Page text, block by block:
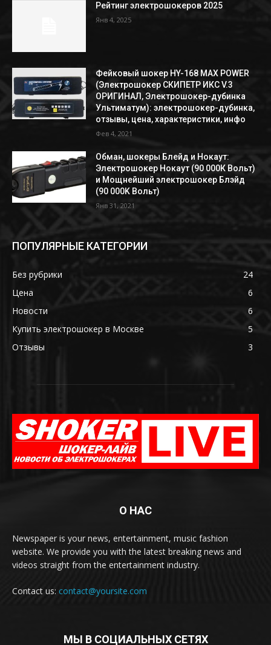
Рейтинг электрошокеров 2025
Янв 4, 2025
Фейковый шокер HY-168 MAX POWER
(Электрошокер СКИПЕТР ИКС V.3
ОРИГИНАЛ, Электрошокер-дубинка
Ультиматум): электрошокер-дубинка,
отзывы, цена, характеристики, инфо
Фев 4, 2021
Обман, шокеры Блейд и Нокаут:
Электрошокер Нокаут (90 000К Вольт)
и Мощнейший электрошокер Блэйд
(90 000K Вольт)
Янв 31, 2021
ПОПУЛЯРНЫЕ КАТЕГОРИИ
Без рубрики
24
Цена
6
Новости
6
Купить электрошокер в Москве
5
Отзывы
3
О НАС
Newspaper is your news, entertainment, music fashion
website. We provide you with the latest breaking news and
videos straight from the entertainment industry.
Contact us: contact@yoursite.com
МЫ В СОЦИАЛЬНЫХ СЕТЯХ